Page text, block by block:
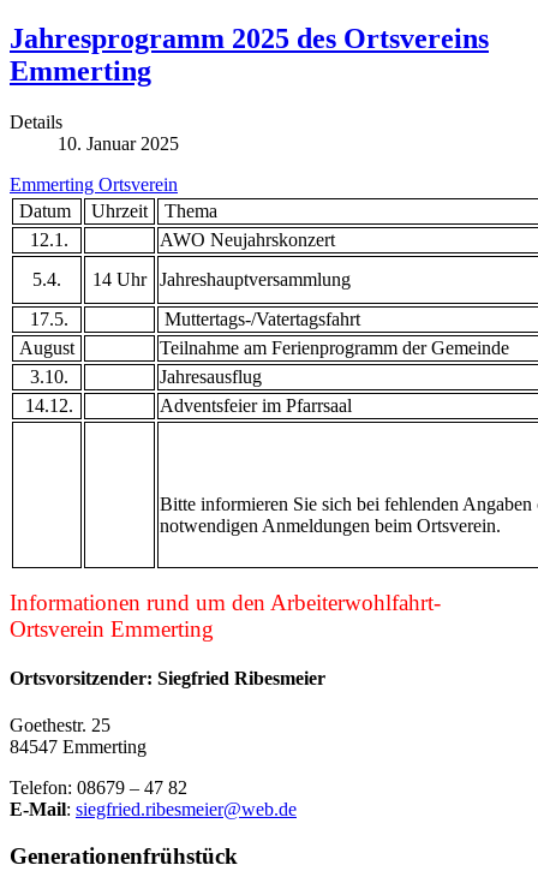
Jahresprogramm 2025 des Ortsvereins
Emmerting
Details
10. Januar 2025
Emmerting Ortsverein
Datum
Uhrzeit
12.1.
AWO Neujahrskonzert
5.4.
14 Uhr
Jahreshauptversammlung
17.5.
Muttertags-/Vatertagsfahrt
August
Teilnahme am Ferienprogramm der Gemeinde
3.10.
Jahresausflug
14.12.
Adventsfeier im Pfarrsaal
Bitte informieren Sie sich bei fehlenden Angaben
notwendigen Anmeldungen beim Ortsverein.
Informationen rund um den Arbeiterwohlfahrt-
Ortsverein Emmerting
Ortsvorsitzender: Siegfried Ribesmeier
Goethestr. 25
84547 Emmerting
Telefon: 08679 – 47 82
E-Mail: siegfried.ribesmeier@web.de
Generationenfrühstück